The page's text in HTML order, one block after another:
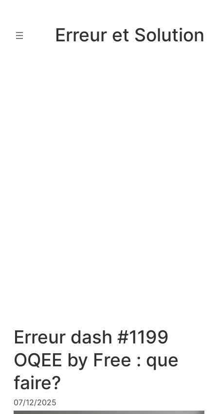
contenu
Erreur et Solution
Erreur dash #1199
OQEE by Free : que
faire?
07/12/2025